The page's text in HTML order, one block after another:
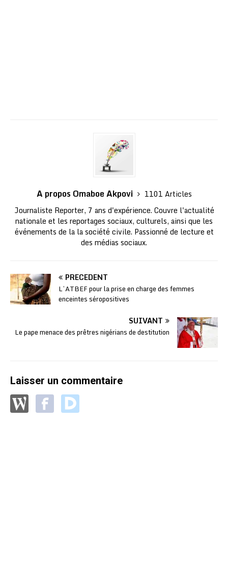
A propos Omaboe Akpovi
1101 Articles
Journaliste Reporter, 7 ans d'expérience. Couvre l'actualité
nationale et les reportages sociaux, culturels, ainsi que les
événements de la la société civile. Passionné de lecture et
des médias sociaux.
PRÉCÉDENT
L’ATBEF pour la prise en charge des femmes
enceintes séropositives
SUIVANT
Le pape menace des prêtres nigérians de destitution
Laisser un commentaire